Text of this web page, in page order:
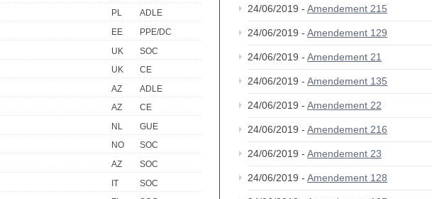
PL
ADLE
EE
PPE/DC
UK
SOC
UK
CE
AZ
ADLE
AZ
CE
NL
GUE
NO
SOC
AZ
SOC
IT
SOC
24/06/2019 - Amendement 215
24/06/2019 - Amendement 129
24/06/2019 - Amendement 21
24/06/2019 - Amendement 135
24/06/2019 - Amendement 22
24/06/2019 - Amendement 216
24/06/2019 - Amendement 23
24/06/2019 - Amendement 128